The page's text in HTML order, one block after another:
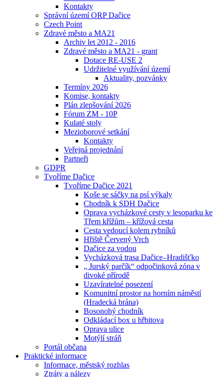
Kontakty
Správní území ORP Dačice
Czech Point
Zdravé město a MA21
Archiv let 2012 - 2016
Zdravé město a MA21 - grant
Dotace RE-USE 2
Udržitelné využívání území
Aktuality, pozvánky
Termíny 2026
Komise, kontakty
Plán zlepšování 2026
Fórum ZM - 10P
Kulaté stoly
Mezioborové setkání
Kontakty
Veřejná projednání
Partneři
GDPR
Tvoříme Dačice
Tvoříme Dačice 2021
Koše se sáčky na psí výkaly
Chodník k SDH Dačice
Oprava vycházkové cesty v lesoparku ke
Třem křížům – křížová cesta
Cesta vedoucí kolem rybníků
Hřiště Červený Vrch
Dačice za vodou
Vycházková trasa Dačice–Hradišťko
„ Jurský parčík“ odpočinková zóna v
divoké přírodě
Uzavíratelné posezení
Komunitní prostor na horním náměstí
(Hradecká brána)
Bosonohý chodník
Odkládací box u hřbitova
Oprava ulice
Motýlí stráň
Portál občana
Praktické informace
Informace, městský rozhlas
Ztráty a nálezy